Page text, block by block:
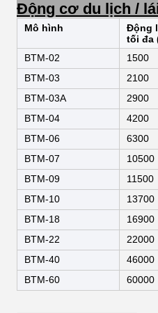
Động cơ du lịch /
Mô hình
Động
tối đa
BTM-02
1500
BTM-03
2100
BTM-03A
2900
BTM-04
4200
BTM-06
6300
BTM-07
10500
BTM-09
11500
BTM-10
13700
BTM-18
16900
BTM-22
22000
BTM-40
46000
BTM-60
60000